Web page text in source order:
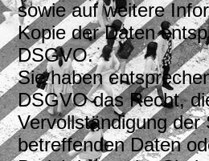
sowie auf weitere
Kopie der Daten
DSGVO.
Sie haben
DSGVO das Recht,
Vervollständigung der
betreffenden Daten